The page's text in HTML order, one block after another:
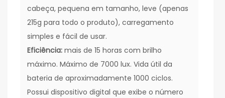
cabeça, pequena em tamanho, leve (apenas
215g para todo o produto), carregamento
simples e fácil de usar.
Eficiência: mais de 15 horas com brilho
máximo. Máximo de 7000 lux. Vida útil da
bateria de aproximadamente 1000 ciclos.
Possui dispositivo digital que exibe o número